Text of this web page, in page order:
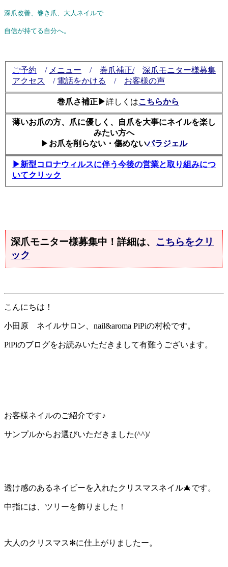
深爪改善、巻き爪、大人ネイルで
自信が持てる自分へ。
ご予約 / メニュー / 巻爪補正/
深爪モニター様募集
アクセス
/ 電話をかける / お客様の声
巻爪さ補正▶詳しくはこちらから
薄いお爪の方、爪に優しく、自爪を大事にネイルを楽し
みたい方へ
▶ お爪を削らない・傷めないパラジェル
▶新型コロナウィルスに伴う今後の営業と取り組みにつ
いてクリック
深爪モニター様募集中！詳細は、 こちらをクリ
ック
こんにちは！
小田原 ネイルサロン、nail&aroma PiPiの村松です。
PiPiのブログをお読みいただきまして有難うございます。
お客様ネイルのご紹介です♪
サンプルからお選びいただきました(^^)/
透け感のあるネイビーを入れたクリスマスネイル🎄です。
中指には、ツリーを飾りました！
大人のクリスマス✻に仕上がりましたー。